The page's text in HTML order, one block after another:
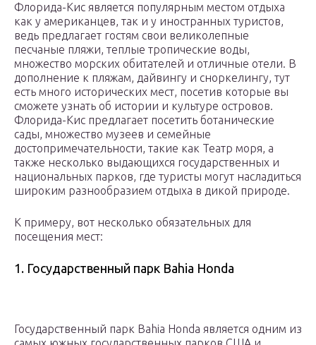
Флорида-Кис является популярным местом отдыха
как у американцев, так и у иностранных туристов,
ведь предлагает гостям свои великолепные
песчаные пляжи, теплые тропические воды,
множество морских обитателей и отличные отели. В
дополнение к пляжам, дайвингу и сноркелингу, тут
есть много исторических мест, посетив которые вы
сможете узнать об истории и культуре островов.
Флорида-Кис предлагает посетить ботанические
сады, множество музеев и семейные
достопримечательности, такие как Театр моря, а
также несколько выдающихся государственных и
национальных парков, где туристы могут насладиться
широким разнообразием отдыха в дикой природе.
К примеру, вот несколько обязательных для
посещения мест:
1. Государственный парк Bahia Honda
Государственный парк Bahia Honda является одним из